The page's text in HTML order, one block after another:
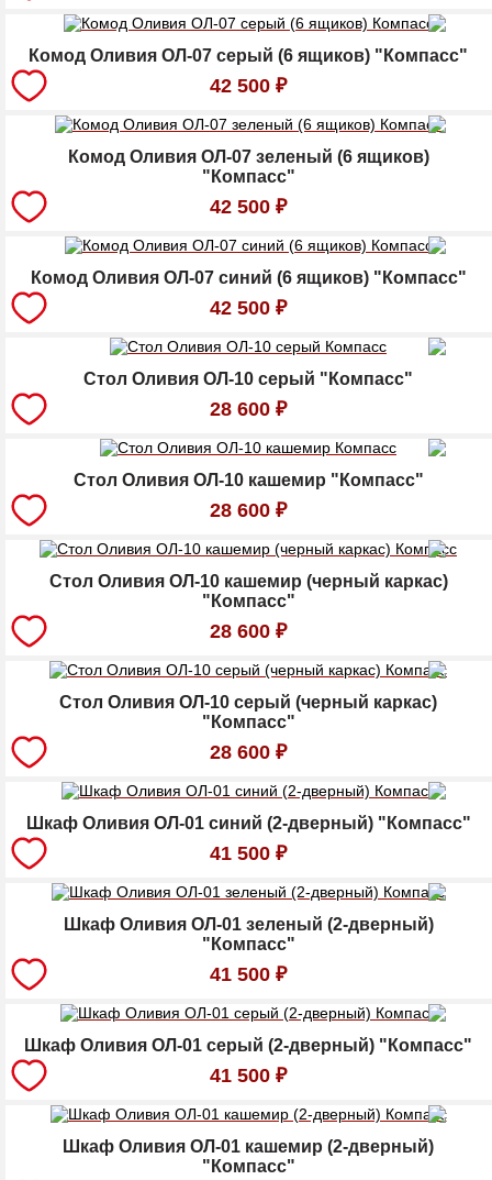
Комод Оливия ОЛ-07 серый (6 ящиков) "Компасс"
42 500 ₽
Комод Оливия ОЛ-07 зеленый (6 ящиков)
"Компасс"
42 500 ₽
Комод Оливия ОЛ-07 синий (6 ящиков) "Компасс"
42 500 ₽
Стол Оливия ОЛ-10 серый "Компасс"
28 600 ₽
Стол Оливия ОЛ-10 кашемир "Компасс"
28 600 ₽
Стол Оливия ОЛ-10 кашемир (черный каркас)
"Компасс"
28 600 ₽
Стол Оливия ОЛ-10 серый (черный каркас)
"Компасс"
28 600 ₽
Шкаф Оливия ОЛ-01 синий (2-дверный) "Компасс"
41 500 ₽
Шкаф Оливия ОЛ-01 зеленый (2-дверный)
"Компасс"
41 500 ₽
Шкаф Оливия ОЛ-01 серый (2-дверный) "Компасс"
41 500 ₽
Шкаф Оливия ОЛ-01 кашемир (2-дверный)
"Компасс"